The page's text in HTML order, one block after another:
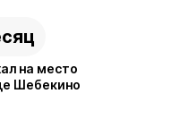
на место
Шебекино